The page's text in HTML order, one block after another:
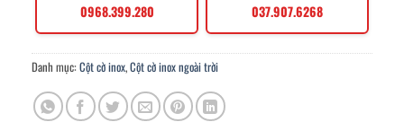
0968.399.280 037.907.6268
Danh mục: Cột cờ inox,Cột cờ inox ngoài trời